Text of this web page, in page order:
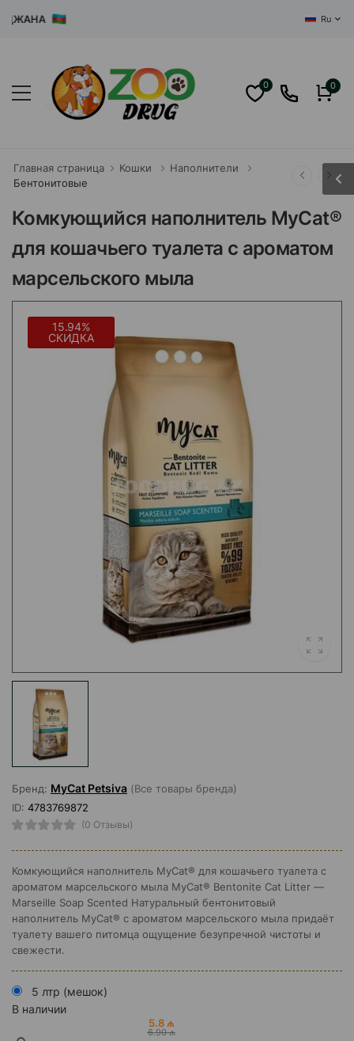
Ru
0 0
Главная страница Кошки
Наполнители
Бентонитовые
Комкующийся наполнитель MyCat®
для кошачьего туалета с ароматом
марсельского мыла
15.94%
СКИДКА
Бренд: MyCat Petsiva (Все товары бренда)
ID: 4783769872
(0 Отзывы)
Комкующийся наполнитель MyCat® для кошачьего туалета с
ароматом марсельского мыла MyCat® Bentonite Cat Litter —
Marseille Soap Scented Натуральный бентонитовый
наполнитель MyCat® с ароматом марсельского мыла придаёт
туалету вашего питомца ощущение безупречной чистоты и
свежести.
5 лтр (мешок)
В наличии
5.8 ₼
6.90 ₼